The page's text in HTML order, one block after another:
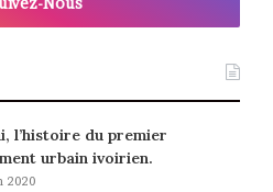
l’histoire du premier
urbain ivoirien.
2020